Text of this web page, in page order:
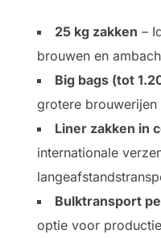
25 kg zakken –
brouwen en
Big bags (tot
grotere
Liner zakken in
internationale
Bulktransport
optie voor